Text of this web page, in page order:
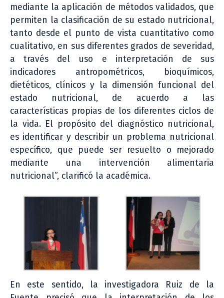
mediante la aplicación de métodos validados, que
permiten la clasificación de su estado nutricional,
tanto desde el punto de vista cuantitativo como
cualitativo, en sus diferentes grados de severidad,
a través del uso e interpretación de sus
indicadores antropométricos, bioquímicos,
dietéticos, clínicos y la dimensión funcional del
estado nutricional, de acuerdo a las
características propias de los diferentes ciclos de
la vida. El propósito del diagnóstico nutricional,
es identificar y describir un problema nutricional
específico, que puede ser resuelto o mejorado
mediante una intervención alimentaria
nutricional”, clarificó la académica.
En este sentido, la investigadora Ruiz de la